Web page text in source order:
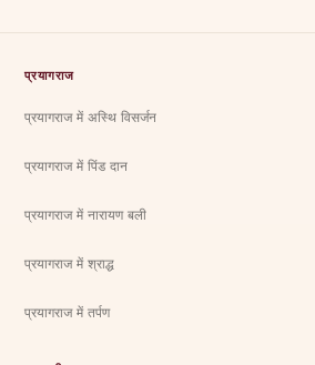
प्रयागराज
प्रयागराज में अस्थि विसर्जन
प्रयागराज में पिंड दान
प्रयागराज में नारायण बली
प्रयागराज में श्राद्ध
प्रयागराज में तर्पण